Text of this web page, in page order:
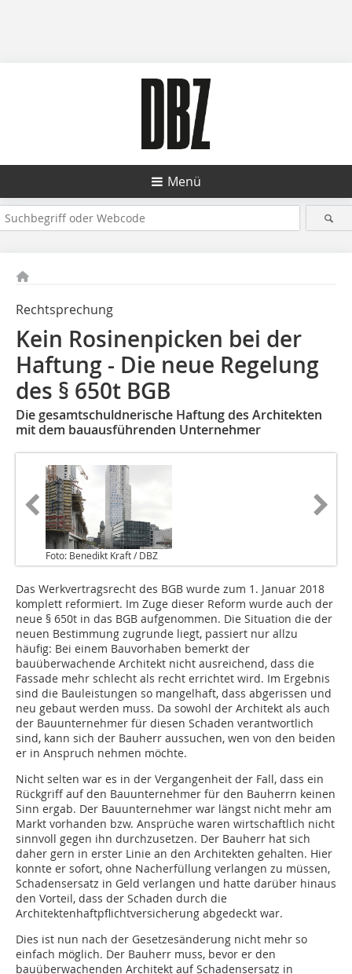
Menü
Rechtsprechung
Kein Rosinenpicken bei der
Haftung - Die neue Regelung
des § 650t BGB
Die gesamtschuldnerische Haftung des Architekten
mit dem bauausführenden Unternehmer
Foto: Benedikt Kraft / DBZ
Das Werkvertragsrecht des BGB wurde zum 1. Januar 2018
komplett reformiert. Im Zuge dieser Reform wurde auch der
neue § 650t in das BGB aufgenommen. Die Situation die der
neuen Bestimmung zugrunde liegt, passiert nur allzu
häufig: Bei einem Bauvorhaben bemerkt der
bauüberwachende Architekt nicht ausreichend, dass die
Fassade mehr schlecht als recht errichtet wird. Im Ergebnis
sind die Bauleistungen so mangelhaft, dass abgerissen und
neu gebaut werden muss. Da sowohl der Architekt als auch
der Bauunternehmer für diesen Schaden verantwortlich
sind, kann sich der Bauherr aussuchen, wen von den beiden
er in Anspruch nehmen möchte.
Nicht selten war es in der Vergangenheit der Fall, dass ein
Rückgriff auf den Bauunternehmer für den Bauherrn keinen
Sinn ergab. Der Bauunternehmer war längst nicht mehr am
Markt vorhanden bzw. Ansprüche waren wirtschaftlich nicht
sinnvoll gegen ihn durchzusetzen. Der Bauherr hat sich
daher gern in erster Linie an den Architekten gehalten. Hier
konnte er sofort, ohne Nacherfüllung verlangen zu müssen,
Schadensersatz in Geld verlangen und hatte darüber hinaus
den Vorteil, dass der Schaden durch die
Architektenhaftpflichtversicherung abgedeckt war.
Dies ist nun nach der Gesetzesänderung nicht mehr so
einfach möglich. Der Bauherr muss, bevor er den
bauüberwachenden Architekt auf Schadensersatz in